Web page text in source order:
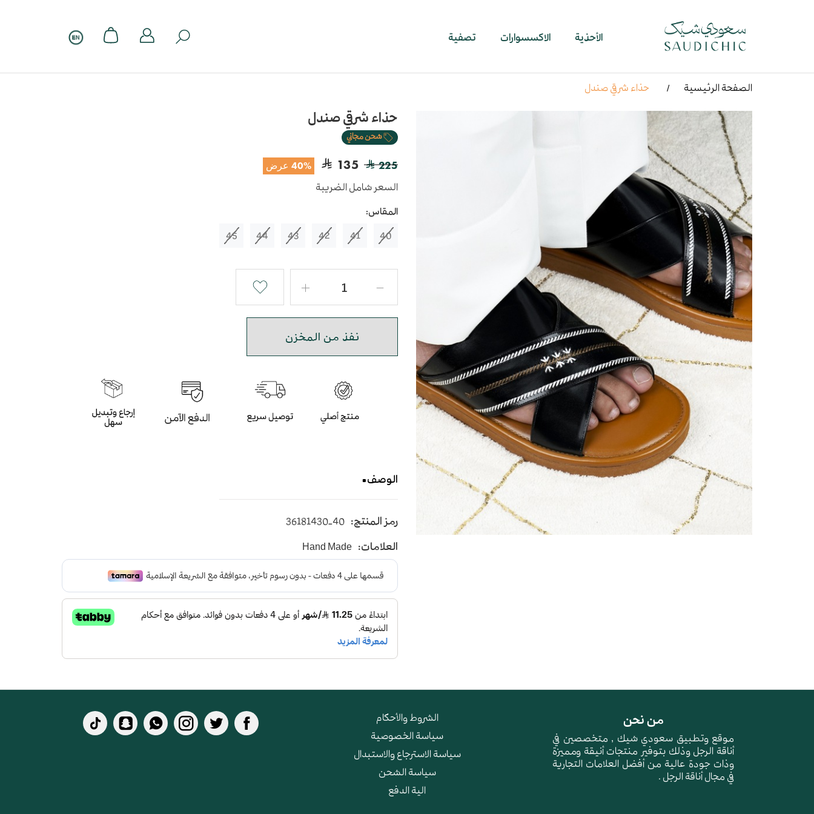
الأحذية الاكسسوارات تصفية
الصفحة الرئيسية حذاء شرقي صندل
حذاء شرقي صندل
شحن مجاني
225
135 40% عرض
السعر شامل الضريبة
المقاس:
40
41
42
43
44
45
نفذ من المخزن
الوصف
متوسط الارتفاع - اللون البني والاسود
رمز المنتج: 36181430-40
العلامات: Hand Made
من نحن
موقع وتطبيق سعودي شيك , متخصصين في
أناقة الرجل وذلك بتوفير منتجات أنيقة ومميزة
وذات جودة عالية من أفضل العلامات التجارية
في مجال أناقة الرجل .
الشروط والأحكام
سياسة الخصوصية
سياسة الاسترجاع والاستبدال
سياسة الشحن
الية الدفع